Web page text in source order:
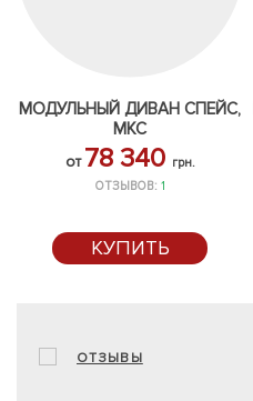
МОДУЛЬНЫЙ ДИВАН СПЕЙС,
МКС
от 78 340 грн.
ОТЗЫВОВ: 1
КУПИТЬ
ОТЗЫВЫ